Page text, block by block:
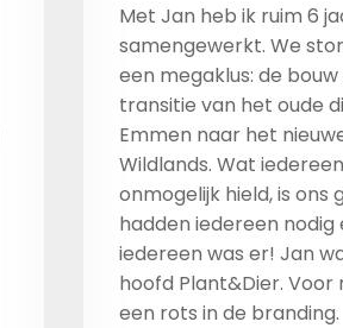
Met Jan heb ik ruim 6
samengewerkt. We
een megaklus: de bouw
transitie van het oude
Emmen naar het
Wildlands. Wat
onmogelijk hield, is ons
hadden iedereen nodig
iedereen was er! Jan
hoofd Plant&Dier. Voor
een rots in de branding.